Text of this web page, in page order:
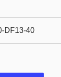
DF13-40